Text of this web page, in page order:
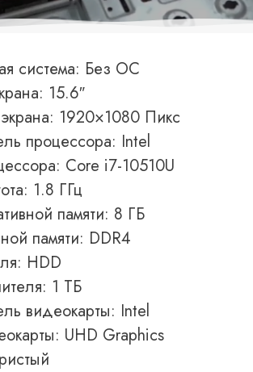
система: Без ОС
15.6″
1920×1080 Пикс
процессора: Intel
Core i7-10510U
1.8 ГГц
памяти: 8 ГБ
памяти: DDR4
HDD
1 ТБ
видеокарты: Intel
UHD Graphics